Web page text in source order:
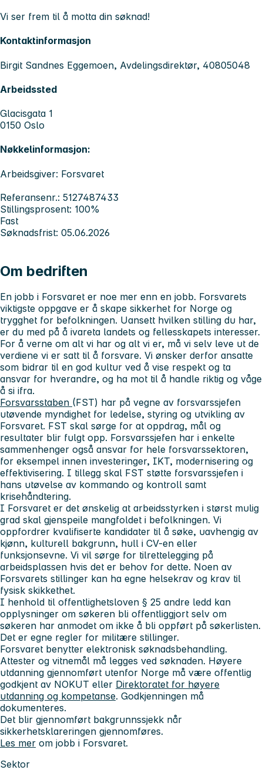
Vi ser frem til å motta din søknad!
Kontaktinformasjon
Birgit Sandnes Eggemoen, Avdelingsdirektør, 40805048
Arbeidssted
Glacisgata 1
0150 Oslo
Nøkkelinformasjon:
Arbeidsgiver: Forsvaret
Referansenr.: 5127487433
Stillingsprosent: 100%
Fast
Søknadsfrist: 05.06.2026
Om bedriften
En jobb i Forsvaret er noe mer enn en jobb. Forsvarets
viktigste oppgave er å skape sikkerhet for Norge og
trygghet for befolkningen. Uansett hvilken stilling du har,
er du med på å ivareta landets og fellesskapets interesser.
For å verne om alt vi har og alt vi er, må vi selv leve ut de
verdiene vi er satt til å forsvare. Vi ønsker derfor ansatte
som bidrar til en god kultur ved å vise respekt og ta
ansvar for hverandre, og ha mot til å handle riktig og våge
å si ifra.
Forsvarsstaben (FST) har på vegne av forsvarssjefen
utøvende myndighet for ledelse, styring og utvikling av
Forsvaret. FST skal sørge for at oppdrag, mål og
resultater blir fulgt opp. Forsvarssjefen har i enkelte
sammenhenger også ansvar for hele forsvarssektoren,
for eksempel innen investeringer, IKT, modernisering og
effektivisering. I tillegg skal FST støtte forsvarssjefen i
hans utøvelse av kommando og kontroll samt
krisehåndtering.
I Forsvaret er det ønskelig at arbeidsstyrken i størst mulig
grad skal gjenspeile mangfoldet i befolkningen. Vi
oppfordrer kvalifiserte kandidater til å søke, uavhengig av
kjønn, kulturell bakgrunn, hull i CV-en eller
funksjonsevne. Vi vil sørge for tilrettelegging på
arbeidsplassen hvis det er behov for dette. Noen av
Forsvarets stillinger kan ha egne helsekrav og krav til
fysisk skikkethet.
I henhold til offentlighetsloven § 25 andre ledd kan
opplysninger om søkeren bli offentliggjort selv om
søkeren har anmodet om ikke å bli oppført på søkerlisten.
Det er egne regler for militære stillinger.
Forsvaret benytter elektronisk søknadsbehandling.
Attester og vitnemål må legges ved søknaden. Høyere
utdanning gjennomført utenfor Norge må være offentlig
godkjent av NOKUT eller Direktoratet for høyere
utdanning og kompetanse. Godkjenningen må
dokumenteres.
Det blir gjennomført bakgrunnssjekk når
sikkerhetsklareringen gjennomføres.
Les mer om jobb i Forsvaret.
Sektor